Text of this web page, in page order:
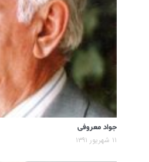
جواد معروفی
۱۱ شهریور ۱۳۹۱